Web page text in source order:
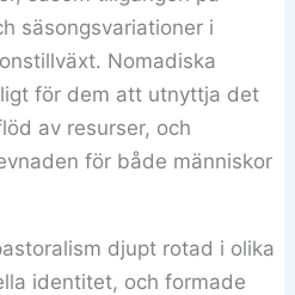
säsongsvariationer i
Nomadiska
för dem att utnyttja det
av resurser, och
för både människor
djupt rotad i olika
identitet, och formade